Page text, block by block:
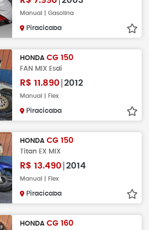
Manual | Gasolina
Piracicaba
HONDA CG 150
FAN MIX Esdi
R$ 11.890 2012
Manual | Flex
Piracicaba
HONDA CG 150
Titan EX MIX
R$ 13.490 2014
Manual | Flex
Piracicaba
HONDA CG 160